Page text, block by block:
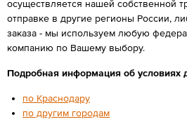
осуществляется нашей собственной
отправке в другие регионы России,
заказа - мы используем любую
компанию по Вашему выбору.
Подробная информация об условиях
по Краснодару
по другим городам